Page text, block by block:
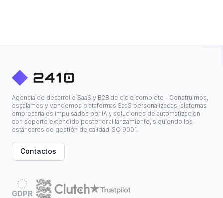
Agencia de desarrollo SaaS y B2B de ciclo completo - Construimos,
escalamos y vendemos plataformas SaaS personalizadas, sistemas
empresariales impulsados por IA y soluciones de automatización
con soporte extendido posterior al lanzamiento, siguiendo los
estándares de gestión de calidad ISO 9001.
Contactos
GDPR